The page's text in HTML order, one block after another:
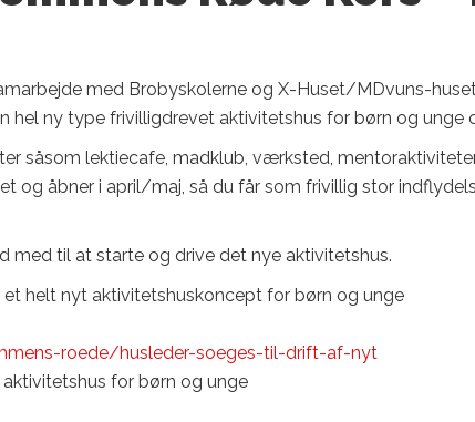
med Brobyskolerne og X-Huset/MDvuns-
hel ny type frivilligdrevet aktivitetshus for børn og unge
såsom lektiecafe, madklub, værksted,
og åbner i april/maj, så du får som frivillig stor
med til at starte og drive det nye aktivitetshus.
helt nyt aktivitetshuskoncept for børn og unge
roede/husleder-soeges-til-drift-af-nyt
for børn og unge